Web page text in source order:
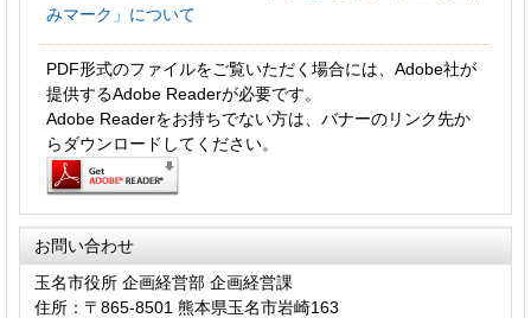
みマーク」について
PDF形式のファイルをご覧いただく場合には、Adobe社が
提供するAdobe Readerが必要です。
Adobe Readerをお持ちでない方は、バナーのリンク先か
らダウンロードしてください。
お問い合わせ
玉名市役所 企画経営部 企画経営課
住所：〒865-8501 熊本県玉名市岩崎163